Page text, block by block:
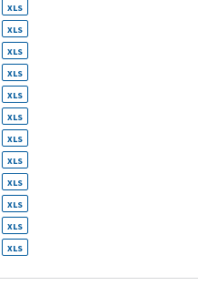
XLS
XLS
XLS
XLS
XLS
XLS
XLS
XLS
XLS
XLS
XLS
XLS